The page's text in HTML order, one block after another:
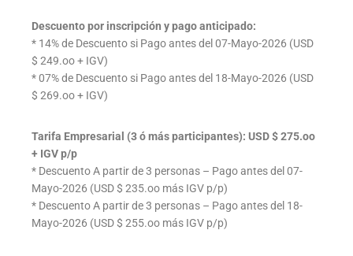
Descuento por inscripción y pago anticipado:
* 14% de Descuento si Pago antes del 07-Mayo-2026 (USD
$ 249.oo + IGV)
* 07% de Descuento si Pago antes del 18-Mayo-2026 (USD
$ 269.oo + IGV)
Tarifa Empresarial (3 ó más participantes): USD $ 275.oo
+ IGV p/p
* Descuento A partir de 3 personas – Pago antes del 07-
Mayo-2026 (USD $ 235.oo más IGV p/p)
* Descuento A partir de 3 personas – Pago antes del 18-
Mayo-2026 (USD $ 255.oo más IGV p/p)